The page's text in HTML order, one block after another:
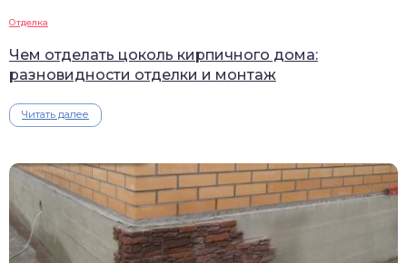
Отделка
Чем отделать цоколь кирпичного дома:
разновидности отделки и монтаж
Читать далее